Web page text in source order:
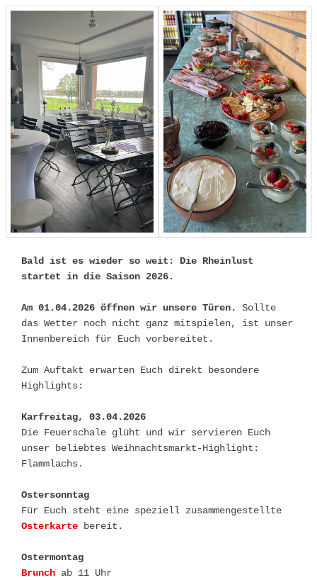
Bald ist es wieder so weit: Die Rheinlust
startet in die Saison 2026.
Am 01.04.2026 öffnen wir unsere Türen.
Sollte
das Wetter noch nicht ganz mitspielen, ist unser
Innenbereich für Euch vorbereitet.
Zum Auftakt erwarten Euch direkt besondere
Highlights:
Karfreitag, 03.04.2026
Die Feuerschale glüht und wir servieren Euch
unser beliebtes Weihnachtsmarkt-Highlight:
Flammlachs.
Ostersonntag
Osterkarte bereit.
Ostermontag
Brunch ab 11 Uhr